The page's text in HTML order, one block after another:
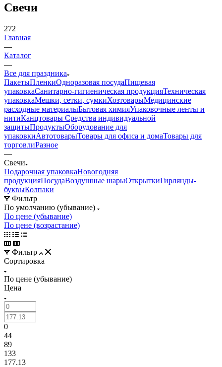
Свечи
272
Главная
—
Каталог
—
Все для праздника
ПакетыПленкиОдноразовая посудаПищевая
упаковкаСанитарно-гигиеническая продукцияТехническая
упаковкаМешки, сетки, сумкиХозтоварыМедицинские
расходные материалыБытовая химияУпаковочные ленты и
нитиКанцтовары Средства индивидуальной
защитыПродуктыОборудование для
упаковкиАвтотоварыТовары для офиса и домаТовары для
торговлиРазное
—
Свечи
Подарочная упаковкаНовогодняя
продукцияПосудаВоздушные шарыОткрыткиГирлянды-
буквыКолпаки
Фильтр
По умолчанию (убывание)
По цене (убывание)
По цене (возрастание)
Фильтр
Сортировка
По цене (убывание)
Цена
0
44
89
133
177.13